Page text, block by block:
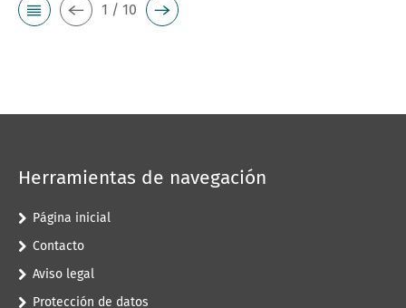
1 / 10
Herramientas de navegación
Página inicial
Contacto
Aviso legal
Protección de datos